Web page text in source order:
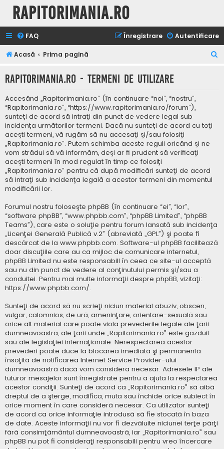
Rapitorimania.ro
FAQ Autentificare
Înregistrare
Acasă Prima pagină
t
Rapitorimania.ro - Termeni de utilizare
Accesând „Rapitorimania.ro” (în continuare “noi”, “nostru”,
“Rapitorimania.ro”, “https://www.rapitorimania.ro/forum”),
sunteţi de acord să intraţi din punct de vedere legal sub
incidenţa următorilor termeni. Dacă nu sunteţi de acord cu toţi
aceşti termeni, vă rugăm să nu accesaţi şi/sau folosiţi
„Rapitorimania.ro”. Putem schimba aceste reguli oricând şi ne
vom strădui să vă informăm, deşi ar fi prudent să verificaţi
aceşti termeni în mod regulat în timp ce folosiţi
„Rapitorimania.ro” pentru că după modificări sunteţi de acord
să intraţi sub incidenţa legală a acestor termeni din momentul
modificării lor.
Forumul nostru foloseşte phpBB (în continuare “ei”, “lor”,
“software phpBB”, “www.phpbb.com”, “phpBB Limited”, “phpBB
Teams”), care este o soluţie pentru forum lansată sub incidenţa
„Licenţei Generală Publică v.2” (abreviată „GPL”) şi poate fi
descărcat de la www.phpbb.com. Software-ul phpBB facilitează
doar discuţiile care au ca mijloc de comunicare internetul,
phpBB Limited nu este responsabill în ceea ce site-ul acceptă
sau nu din punct de vedere al conţinutului permis şi/sau a
conduitei. Pentru mai multe informaţii despre phpBB, vizitaţi:
https://www.phpbb.com/.
Sunteţi de acord să nu scrieţi niciun material abuziv, obscen,
vulgar, calomnios, de ură, ameninţare, orientare-sexuală sau
orice alt material care poate viola prevederile legale ale ţării
dumneavoastră, ale ţării unde „Rapitorimania.ro” este găzduit
sau ale legislaţiei internaţionale. Nerespectarea acestor
prevederi poate duce la blocarea imediată şi permanentă
însoţită de notificarea Internet Service Provider-ului
dumneavoastră dacă vom considera necesar. Adresele IP ale
tuturor mesajelor sunt înregistrate pentru a ajuta la respectarea
acestor condiţii. Sunteţi de acord ca „Rapitorimania.ro” să aibă
dreptul de a şterge, modifica, muta sau închide orice subiect în
orice moment în care consideră necesar. Ca utilizator sunteţi
de acord ca orice informaţie introdusă să fie stocată în baza
de date. Aceste informaţii nu vor fi dezvăluite niciunei terţe părţi
fără consimţământul dumneavoastră, iar „Rapitorimania.ro” sau
phpBB nu pot fi consideraţi responsabili pentru vreo încercare